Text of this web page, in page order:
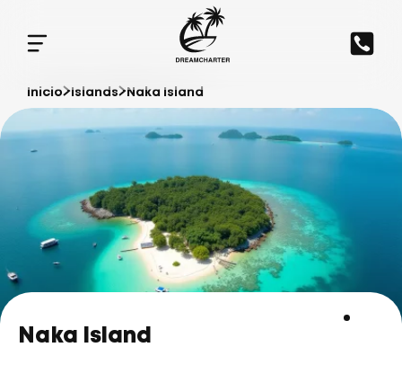
Inicio Islands Naka Island
Naka Island